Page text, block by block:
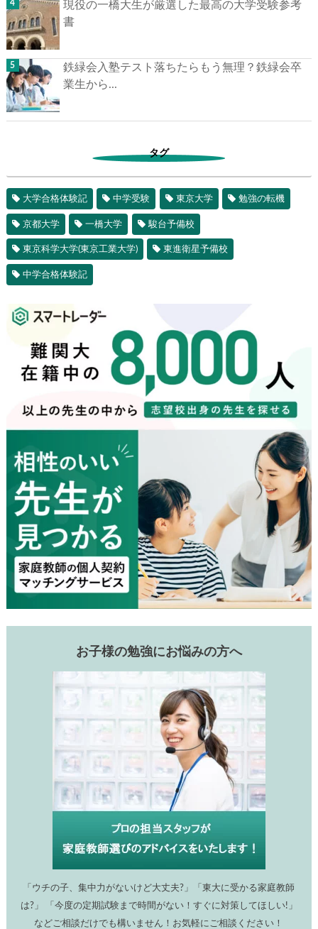
現役の一橋大生が厳選した最高の大学受験参考
書
鉄緑会入塾テスト落ちたらもう無理？鉄緑会卒
業生から...
タグ
大学合格体験記 中学受験 東京大学 勉強の転機
京都大学 一橋大学 駿台予備校
東京科学大学(東京工業大学) 東進衛星予備校
中学合格体験記
お子様の勉強にお悩みの方へ
「ウチの子、集中力がないけど大丈夫?」「東大に受かる家庭教師
は?」 「今度の定期試験まで時間がない！すぐに対策してほしい!」
などご相談だけでも構いません！お気軽にご相談ください！